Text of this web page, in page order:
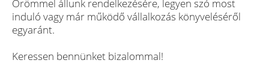
Örömmel állunk rendelkezésére, legyen szó most
induló vagy már működő vállalkozás könyveléséről
egyaránt.
Keressen bennünket bizalommal!